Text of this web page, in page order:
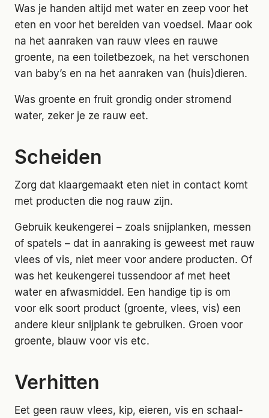
Was je handen altijd met water en zeep voor het
eten en voor het bereiden van voedsel. Maar ook
na het aanraken van rauw vlees en rauwe
groente, na een toiletbezoek, na het verschonen
van baby’s en na het aanraken van (huis)dieren.
Was groente en fruit grondig onder stromend
water, zeker je ze rauw eet.
Scheiden
Zorg dat klaargemaakt eten niet in contact komt
met producten die nog rauw zijn.
Gebruik keukengerei – zoals snijplanken, messen
of spatels – dat in aanraking is geweest met rauw
vlees of vis, niet meer voor andere producten. Of
was het keukengerei tussendoor af met heet
water en afwasmiddel. Een handige tip is om
voor elk soort product (groente, vlees, vis) een
andere kleur snijplank te gebruiken. Groen voor
groente, blauw voor vis etc.
Verhitten
Eet geen rauw vlees, kip, eieren, vis en schaal-